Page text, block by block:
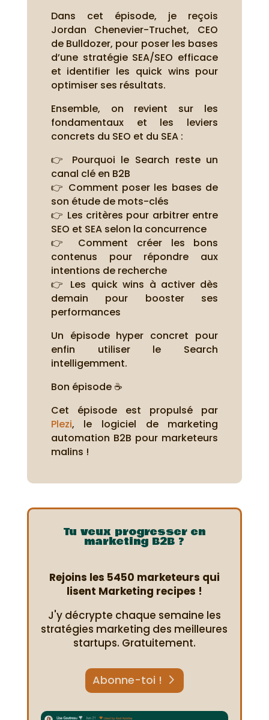
Dans cet épisode, je reçois
Jordan Chenevier-Truchet, CEO
de Bulldozer, pour poser les bases
d’une stratégie SEA/SEO efficace
et identifier les quick wins pour
optimiser ses résultats.
Ensemble, on revient sur les
fondamentaux et les leviers
concrets du SEO et du SEA :
👉 Pourquoi le Search reste un
canal clé en B2B
👉 Comment poser les bases de
son étude de mots-clés
👉 Les critères pour arbitrer entre
SEO et SEA selon la concurrence
👉 Comment créer les bons
contenus pour répondre aux
intentions de recherche
👉 Les quick wins à activer dès
demain pour booster ses
performances
Un épisode hyper concret pour
enfin utiliser le Search
intelligemment.
Bon épisode ☕
Cet épisode est propulsé par
Plezi, le logiciel de marketing
automation B2B pour marketeurs
malins !
Tu veux progresser en
marketing B2B ?
Rejoins les 5450 marketeurs qui
lisent Marketing recipes !
J'y décrypte chaque semaine les
stratégies marketing des meilleures
startups. Gratuitement.
Abonne-toi !